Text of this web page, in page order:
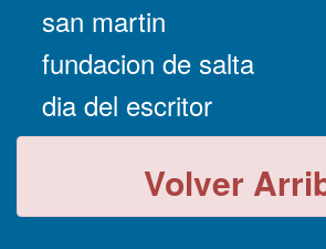
san martin
fundacion de salta
dia del escritor
Volver